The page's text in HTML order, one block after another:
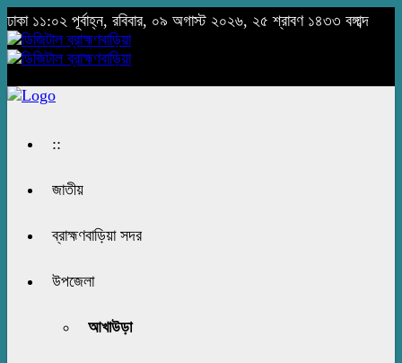
ঢাকা ১১:০২ পূর্বাহ্ন, রবিবার, ০৯ অগাস্ট ২০২৬, ২৫ শ্রাবণ ১৪৩৩ বঙ্গাব্দ
::
জাতীয়
ব্রাহ্মণবাড়িয়া সদর
উপজেলা
আখাউড়া